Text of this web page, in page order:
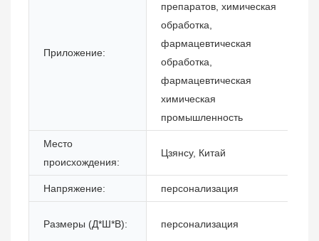
Приложение:
препаратов, химическая
обработка,
фармацевтическая
обработка,
фармацевтическая
химическая
промышленность
Место
происхождения:
Цзянсу, Китай
Напряжение: персонализация
Размеры (Д*Ш*В): персонализация